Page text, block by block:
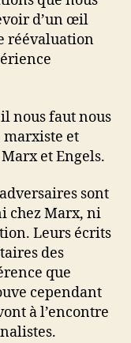
d’un œil
réévaluation
il nous faut nous
marxiste et
et Engels.
sont
chez Marx, ni
Leurs écrits
des
que
cependant
à l’encontre